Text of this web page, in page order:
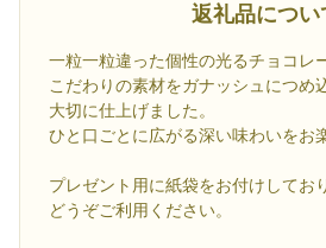
返礼品につい
一粒一粒違った個性の光るチョコレ
こだわりの素材をガナッシュにつめ
大切に仕上げました。
ひと口ごとに広がる深い味わいをお
プレゼント用に紙袋をお付けしてお
どうぞご利用ください。